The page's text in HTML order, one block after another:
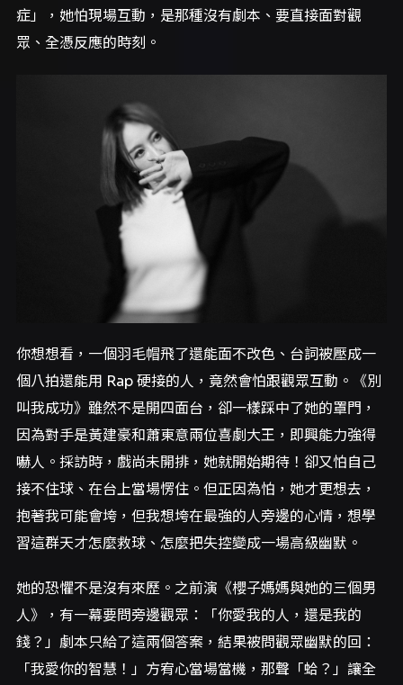
症」，她怕現場互動，是那種沒有劇本、要直接面對觀
眾、全憑反應的時刻。
你想想看，一個羽毛帽飛了還能面不改色、台詞被壓成一
個八拍還能用 Rap 硬接的人，竟然會怕跟觀眾互動。《別
叫我成功》雖然不是開四面台，卻一樣踩中了她的罩門，
因為對手是黃建豪和蕭東意兩位喜劇大王，即興能力強得
嚇人。採訪時，戲尚未開排，她就開始期待！卻又怕自己
接不住球、在台上當場愣住。但正因為怕，她才更想去，
抱著我可能會垮，但我想垮在最強的人旁邊的心情，想學
習這群天才怎麼救球、怎麼把失控變成一場高級幽默。
她的恐懼不是沒有來歷。之前演《櫻子媽媽與她的三個男
人》，有一幕要問旁邊觀眾：「你愛我的人，還是我的
錢？」劇本只給了這兩個答案，結果被問觀眾幽默的回：
「我愛你的智慧！」方宥心當場當機，那聲「蛤？」讓全